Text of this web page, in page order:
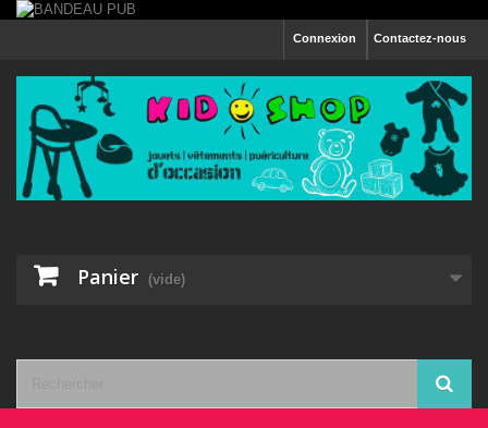
Contactez-nous
Connexion
Panier (vide)